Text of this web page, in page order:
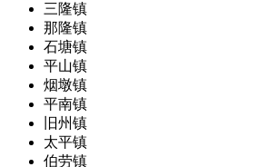
三隆镇
那隆镇
石塘镇
平山镇
烟墩镇
平南镇
旧州镇
太平镇
伯劳镇